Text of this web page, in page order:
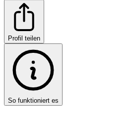
Profil teilen
So funktioniert es